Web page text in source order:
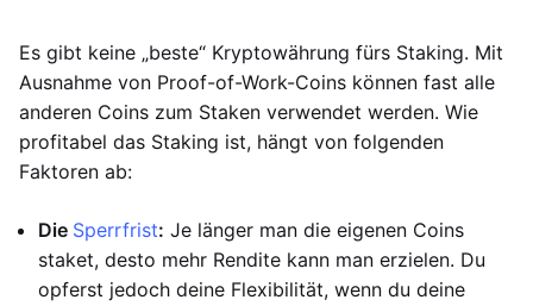
Es gibt keine „beste“ Kryptowährung fürs Staking. Mit
Ausnahme von Proof-of-Work-Coins können fast alle
anderen Coins zum Staken verwendet werden. Wie
profitabel das Staking ist, hängt von folgenden
Faktoren ab:
Die Sperrfrist: Je länger man die eigenen Coins
staket, desto mehr Rendite kann man erzielen. Du
opferst jedoch deine Flexibilität, wenn du deine